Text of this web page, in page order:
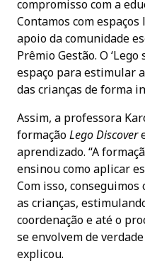
compromisso com a
Contamos com
apoio da comunidade
Prêmio Gestão. O
espaço para estimular
das crianças de forma
Assim, a professora
formaçãoLego Discover
aprendizado. “A
ensinou como aplicar
Com isso,
as crianças,
coordenação e até o
se envolvem de
explicou.